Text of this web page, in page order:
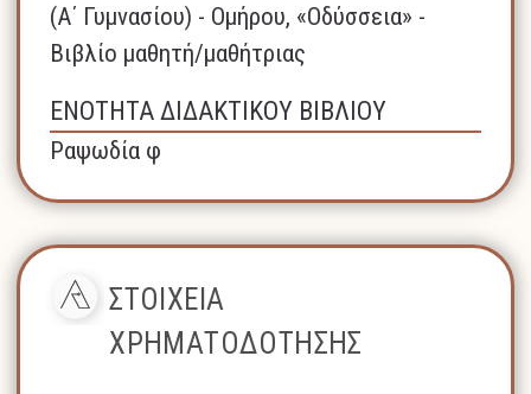
(Α΄ Γυμνασίου) - Ομήρου, «Οδύσσεια» -
Βιβλίο μαθητή/μαθήτριας
ΕΝΟΤΗΤΑ ΔΙΔΑΚΤΙΚΟΥ ΒΙΒΛΙΟΥ
Ραψωδία φ
ΣΤΟΙΧΕΙΑ
ΧΡΗΜΑΤΟΔΟΤΗΣΗΣ